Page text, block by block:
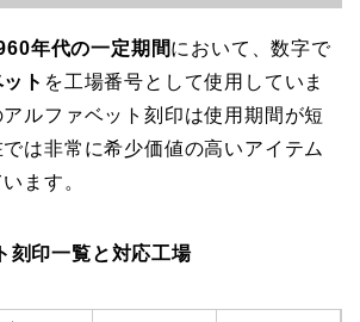
年代の一定期間において、数字で
ト を工場番号として使用していま
ルファベット刻印は使用期間が短
は非常に希少価値の高いアイテム
ます。
刻印一覧と対応工場